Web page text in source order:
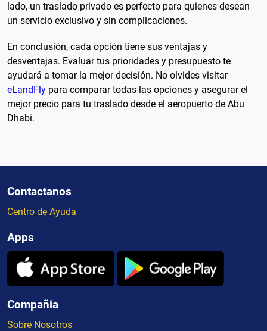
lado, un traslado privado es perfecto para quienes desean
un servicio exclusivo y sin complicaciones.
En conclusión, cada opción tiene sus ventajas y
desventajas. Evaluar tus prioridades y presupuesto te
ayudará a tomar la mejor decisión. No olvides visitar
eLandFly para comparar todas las opciones y asegurar el
mejor precio para tu traslado desde el aeropuerto de Abu
Dhabi.
Contactanos
Centro de Ayuda
Apps
Compañia
Sobre Nosotros